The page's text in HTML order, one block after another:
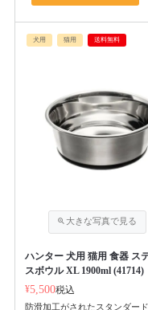
犬用 猫用 送料無料
ハンター 犬用 猫用 食器 ス
スボウル XL 1900ml (41714)
¥5,500税込
防滑加工がされたスタンダー